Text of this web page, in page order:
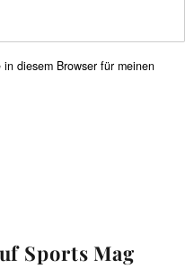
diesem Browser für meinen
Sports Mag